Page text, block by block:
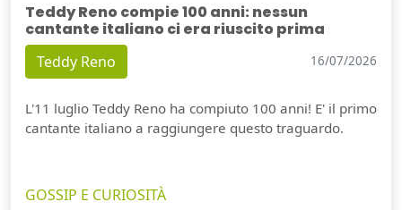
Teddy Reno compie 100 anni: nessun
cantante italiano ci era riuscito prima
Teddy Reno 16/07/2026
L'11 luglio Teddy Reno ha compiuto 100 anni! E' il primo
cantante italiano a raggiungere questo traguardo.
GOSSIP E CURIOSITÀ